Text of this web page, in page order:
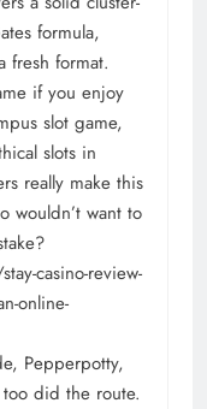
formula,
fresh format.
if you enjoy
slot game,
slots in
really make this
wouldn’t want to
casino-review-
online-
Pepperpotty,
did the route.